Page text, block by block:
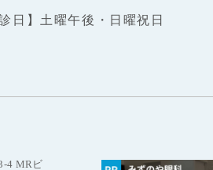
診日】土曜午後・日曜祝日
4 MRビ